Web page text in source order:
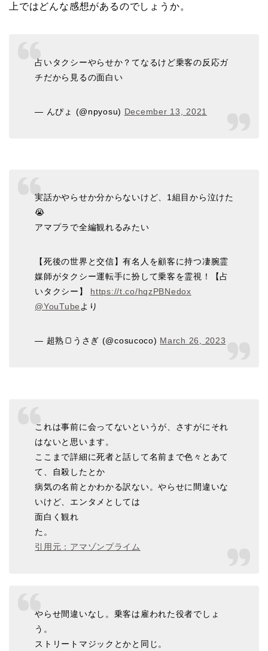
上ではどんな感想があるのでしょうか。
占いタクシーやらせか？てなるけど乗客の反応ガ
チだから見るの面白い
— んぴょ (@npyosu) December 13, 2021
実話かやらせか分からないけど、1組目から泣けた
😭
アマプラで全編観れるみたい
【死後の世界と交信】有名人を顧客に持つ凄腕霊
媒師がタクシー運転手に扮して乗客を霊視！【占
いタクシー】 https://t.co/hqzPBNedox
@YouTubeより
— 超熟🍞うさぎ (@cosucoco) March 26, 2023
これは事前に会ってないというが、さすがにそれ
はないと思います。
ここまで詳細に死者と話して名前まで色々とあて
て、自殺したとか
病気の名前とかわかる訳ない。やらせに間違いな
いけど、エンタメとしては
面白く観れ
た。
引用元：アマゾンプライム
やらせ間違いなし。乗客は雇われた役者でしょ
う。
ストリートマジックとかと同じ。